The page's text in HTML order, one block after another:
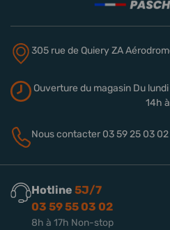
305 rue de QuieryZA
Ouverture du magasinDu lundi
14h
Nous contacter 03 59 25 03 02
Hotline 5J/7
03 59 55 03 02
8h à 17h Non-stop